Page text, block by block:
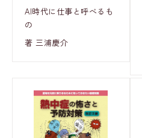
AI時代に仕事と呼べるも
の
著 三浦慶介